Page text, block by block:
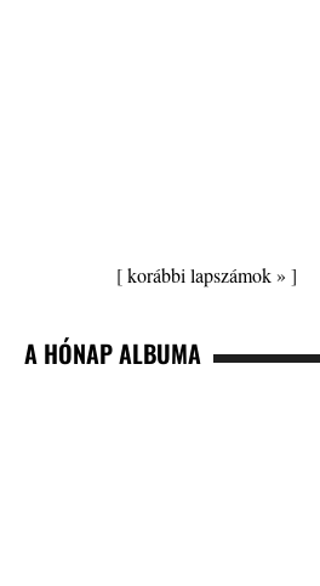
[korábbi lapszámok » ]
A HÓNAP ALBUMA